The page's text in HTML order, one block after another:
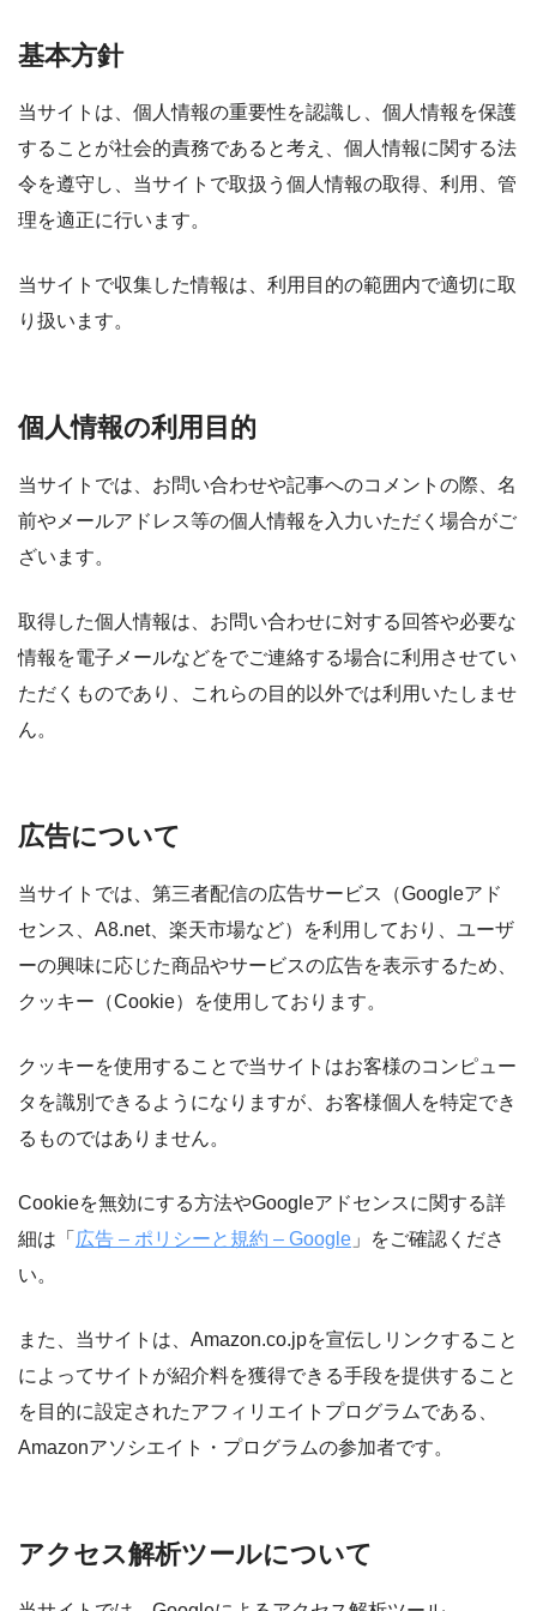
基本方針
当サイトは、個人情報の重要性を認識し、個人情報を保護
することが社会的責務であると考え、個人情報に関する法
令を遵守し、当サイトで取扱う個人情報の取得、利用、管
理を適正に行います。
当サイトで収集した情報は、利用目的の範囲内で適切に取
り扱います。
個人情報の利用目的
当サイトでは、お問い合わせや記事へのコメントの際、名
前やメールアドレス等の個人情報を入力いただく場合がご
ざいます。
取得した個人情報は、お問い合わせに対する回答や必要な
情報を電子メールなどをでご連絡する場合に利用させてい
ただくものであり、これらの目的以外では利用いたしませ
ん。
広告について
当サイトでは、第三者配信の広告サービス（Googleアド
センス、A8.net、楽天市場など）を利用しており、ユーザ
ーの興味に応じた商品やサービスの広告を表示するため、
クッキー（Cookie）を使用しております。
クッキーを使用することで当サイトはお客様のコンピュー
タを識別できるようになりますが、お客様個人を特定でき
るものではありません。
Cookieを無効にする方法やGoogleアドセンスに関する詳
細は「 広告 – ポリシーと規約 – Google 」をご確認くださ
い。
また、当サイトは、Amazon.co.jpを宣伝しリンクすること
によってサイトが紹介料を獲得できる手段を提供すること
を目的に設定されたアフィリエイトプログラムである、
Amazonアソシエイト・プログラムの参加者です。
アクセス解析ツールについて